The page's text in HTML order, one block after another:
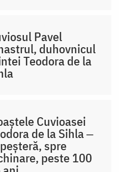
Pavel
duhovnicul
Teodora de la
Cuvioasei
de la Sihla ‒
spre
peste 100